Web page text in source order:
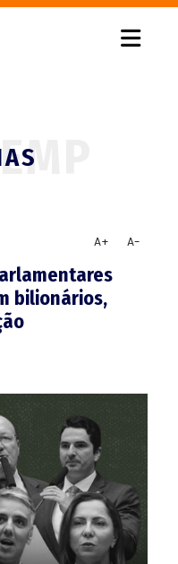
A+ A-
bilionários,